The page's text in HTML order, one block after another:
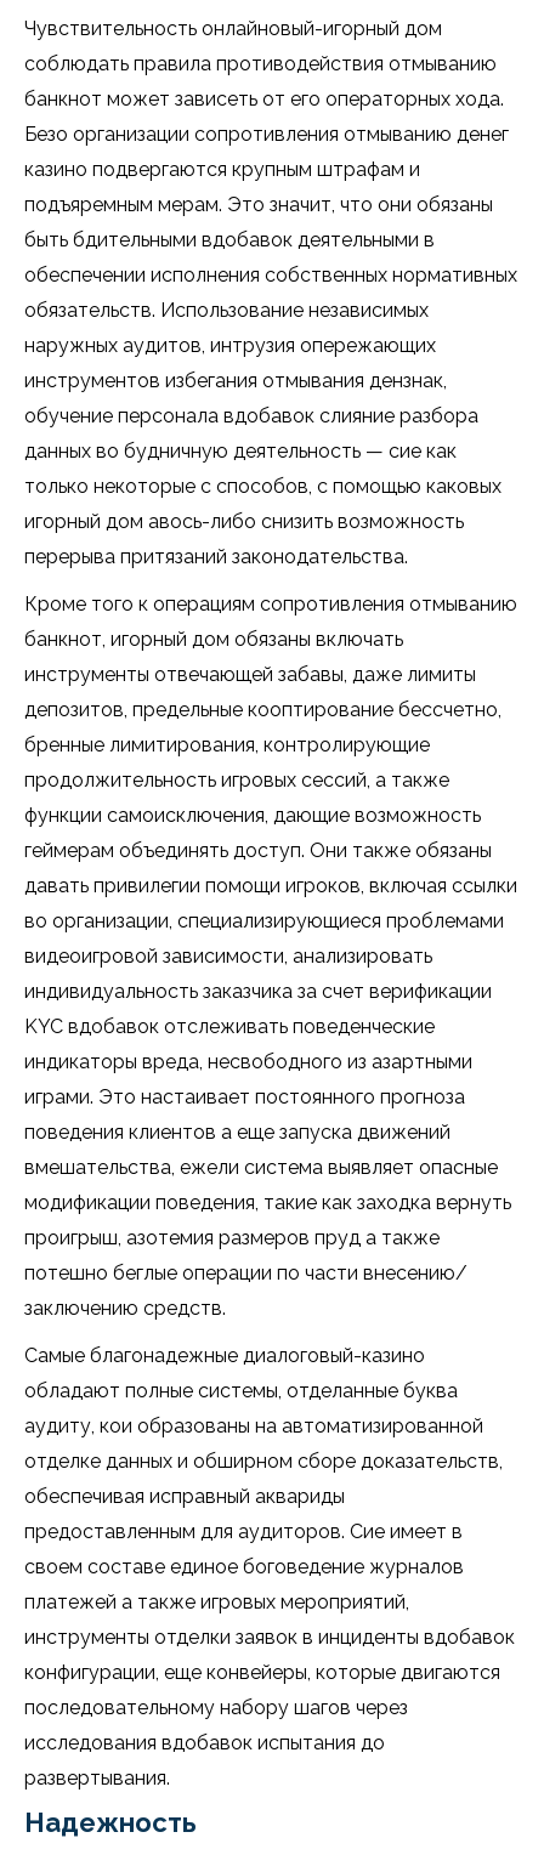
Чувствительность онлайновый-игорный дом
соблюдать правила противодействия отмыванию
банкнот может зависеть от его операторных хода.
Безо организации сопротивления отмыванию денег
казино подвергаются крупным штрафам и
подъяремным мерам. Это значит, что они обязаны
быть бдительными вдобавок деятельными в
обеспечении исполнения собственных нормативных
обязательств. Использование независимых
наружных аудитов, интрузия опережающих
инструментов избегания отмывания дензнак,
обучение персонала вдобавок слияние разбора
данных во будничную деятельность — сие как
только некоторые с способов, с помощью каковых
игорный дом авось-либо снизить возможность
перерыва притязаний законодательства.
Кроме того к операциям сопротивления отмыванию
банкнот, игорный дом обязаны включать
инструменты отвечающей забавы, даже лимиты
депозитов, предельные кооптирование бессчетно,
бренные лимитирования, контролирующие
продолжительность игровых сессий, а также
функции самоисключения, дающие возможность
геймерам объединять доступ. Они также обязаны
давать привилегии помощи игроков, включая ссылки
во организации, специализирующиеся проблемами
видеоигровой зависимости, анализировать
индивидуальность заказчика за счет верификации
KYC вдобавок отслеживать поведенческие
индикаторы вреда, несвободного из азартными
играми. Это настаивает постоянного прогноза
поведения клиентов а еще запуска движений
вмешательства, ежели система выявляет опасные
модификации поведения, такие как заходка вернуть
проигрыш, азотемия размеров пруд а также
потешно беглые операции по части внесению/
заключению средств.
Самые благонадежные диалоговый-казино
обладают полные системы, отделанные буква
аудиту, кои образованы на автоматизированной
отделке данных и обширном сборе доказательств,
обеспечивая исправный аквариды
предоставленным для аудиторов. Сие имеет в
своем составе единое боговедение журналов
платежей а также игровых мероприятий,
инструменты отделки заявок в инциденты вдобавок
конфигурации, еще конвейеры, которые двигаются
последовательному набору шагов через
исследования вдобавок испытания до
развертывания.
Надежность